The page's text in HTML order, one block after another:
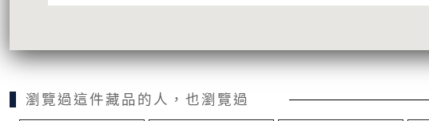
瀏覽過這件藏品的人，也瀏覽過